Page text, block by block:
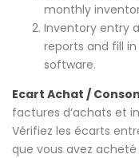
monthly
Inventory entry
reports and fill
software.
Ecart Achat /
factures d’achats et
Vérifiez les écarts
que vous avez